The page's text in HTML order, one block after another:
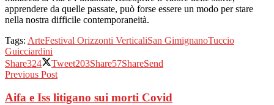
apprendere da quelle passate, può forse essere un modo per stare
nella nostra difficile contemporaneità.
Tags: ArteFestival Orizzonti VerticaliSan GimignanoTuccio
Guicciardini
Share324 Tweet203Share57ShareSend
Previous Post
Aifa e Iss litigano sui morti Covid